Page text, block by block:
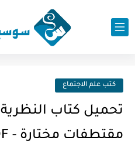
كتب علم الاجتماع
تحميل كتاب
مقتطفات مختارة - PDF